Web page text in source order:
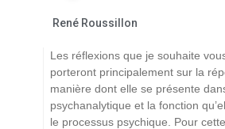
René Roussillon
Les réflexions que je souhaite
porteront principalement sur la
manière dont elle se présente
psychanalytique et la fonction
le processus psychique. Pour cette